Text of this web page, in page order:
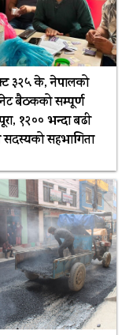
३२५ के, नेपालको
बैठकको सम्पूर्ण
१२०० भन्दा बढी
सहभागिता